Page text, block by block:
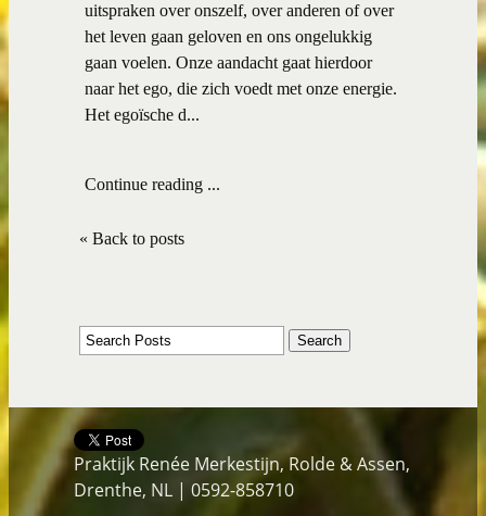
uitspraken over onszelf, over anderen of over
het leven gaan geloven en ons ongelukkig
gaan voelen. Onze aandacht gaat hierdoor
naar het ego, die zich voedt met onze energie.
Het egoïsche d...
Continue reading ...
« Back to posts
Praktijk Renée Merkestijn, Rolde & Assen,
Drenthe, NL | 0592-858710